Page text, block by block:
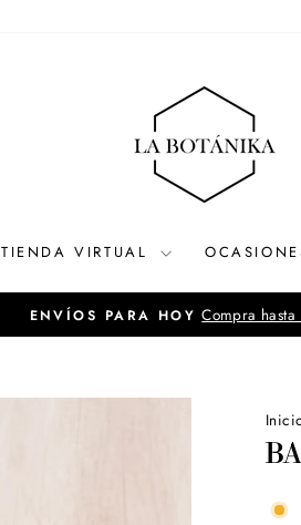
TIENDA VIRTUAL
diapositivas
DELIVERY A LIMA Y CALLAO Ver